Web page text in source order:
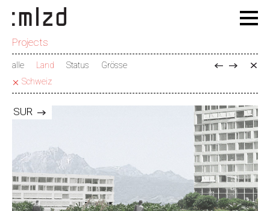
Projects
alle Land Status
Grösse
Schweiz
SUR